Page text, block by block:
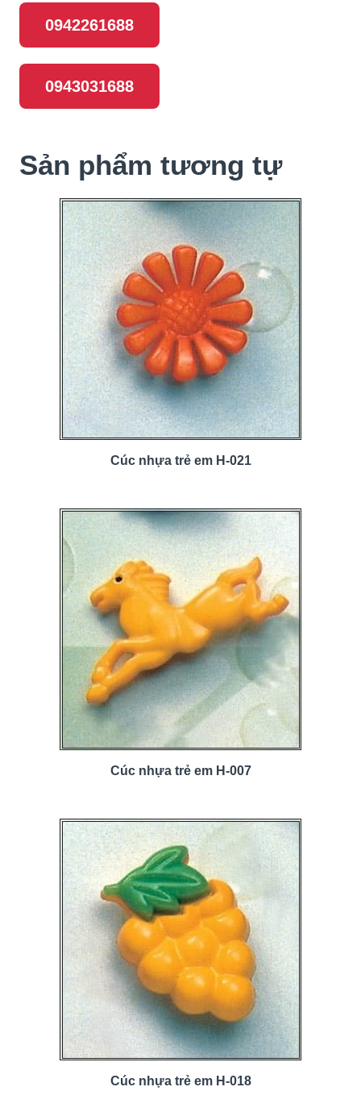
0942261688
0943031688
Sản phẩm tương tự
Cúc nhựa trẻ em H-021
Cúc nhựa trẻ em H-007
Cúc nhựa trẻ em H-018